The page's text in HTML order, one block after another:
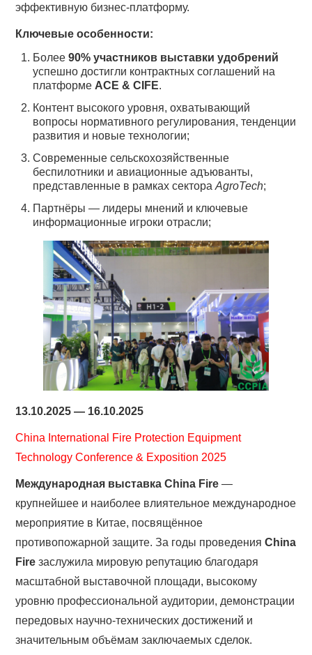
эффективную бизнес-платформу.
Ключевые особенности:
Более90% участников выставки удобрений
успешно достигли контрактных соглашений на
платформе ACE & CIFE.
Контент высокого уровня, охватывающий
вопросы нормативного регулирования, тенденции
развития и новые технологии;
Современные сельскохозяйственные
беспилотники и авиационные адъюванты,
представленные в рамках сектораAgroTech;
Партнёры — лидеры мнений и ключевые
информационные игроки отрасли;
13.10.2025 — 16.10.2025
China International Fire Protection Equipment
Technology Conference & Exposition 2025
Международная выставка China Fire —
крупнейшее и наиболее влиятельное международное
мероприятие в Китае, посвящённое
противопожарной защите. За годы проведенияChina
Fire заслужила мировую репутацию благодаря
масштабной выставочной площади, высокому
уровню профессиональной аудитории, демонстрации
передовых научно-технических достижений и
значительным объёмам заключаемых сделок.